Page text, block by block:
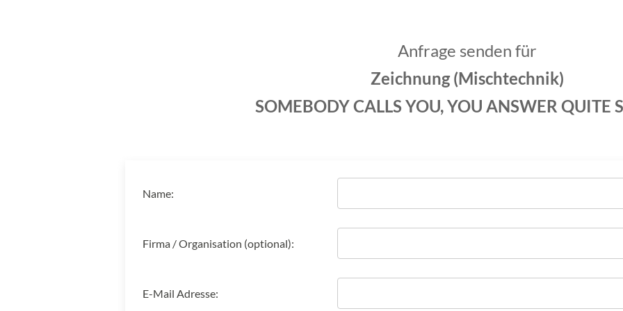
Anfrage senden für
Zeichnung (Mischtechnik)
SOMEBODY CALLS YOU, YOU ANSWER QUITE
Name:
Firma / Organisation (optional):
E-Mail Adresse: